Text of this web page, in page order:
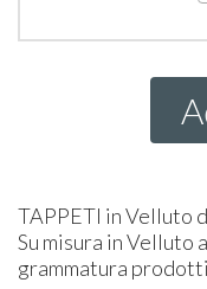
TAPPETI in Velluto
Su misura in Velluto
grammatura